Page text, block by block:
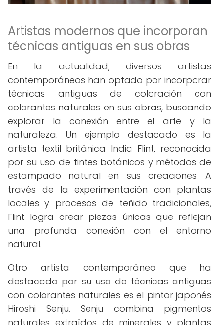
Artistas modernos que incorporan
técnicas antiguas en sus obras
En la actualidad, diversos artistas
contemporáneos han optado por incorporar
técnicas antiguas de coloración con
colorantes naturales en sus obras, buscando
explorar la conexión entre el arte y la
naturaleza. Un ejemplo destacado es la
artista textil británica India Flint, reconocida
por su uso de tintes botánicos y métodos de
estampado natural en sus creaciones. A
través de la experimentación con plantas
locales y procesos de teñido tradicionales,
Flint logra crear piezas únicas que reflejan
una profunda conexión con el entorno
natural.
Otro artista contemporáneo que ha
destacado por su uso de técnicas antiguas
con colorantes naturales es el pintor japonés
Hiroshi Senju. Senju combina pigmentos
naturales extraídos de minerales y plantas